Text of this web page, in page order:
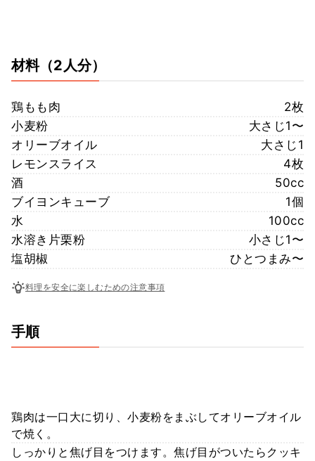
材料（2人分）
鶏もも肉
2枚
小麦粉
大さじ1〜
オリーブオイル
大さじ1
レモンスライス
4枚
酒
50cc
ブイヨンキューブ
1個
水
100cc
水溶き片栗粉
小さじ1〜
塩胡椒
ひとつまみ〜
料理を安全に楽しむための注意事項
手順
鶏肉は一口大に切り、小麦粉をまぶしてオリーブオイル
で焼く。
しっかりと焦げ目をつけます。焦げ目がついたらクッキ